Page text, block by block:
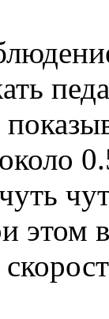
этом